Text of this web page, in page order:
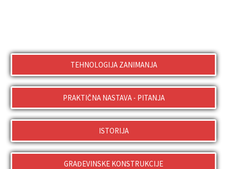
TEHNOLOGIJA ZANIMANJA
PRAKTIČNA NASTAVA - PITANJA
ISTORIJA
GRAĐEVINSKE KONSTRUKCIJE